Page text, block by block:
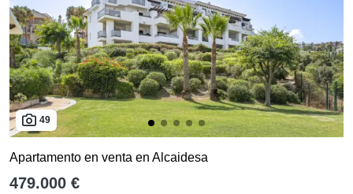
49
Apartamento en venta en Alcaidesa
479.000 €